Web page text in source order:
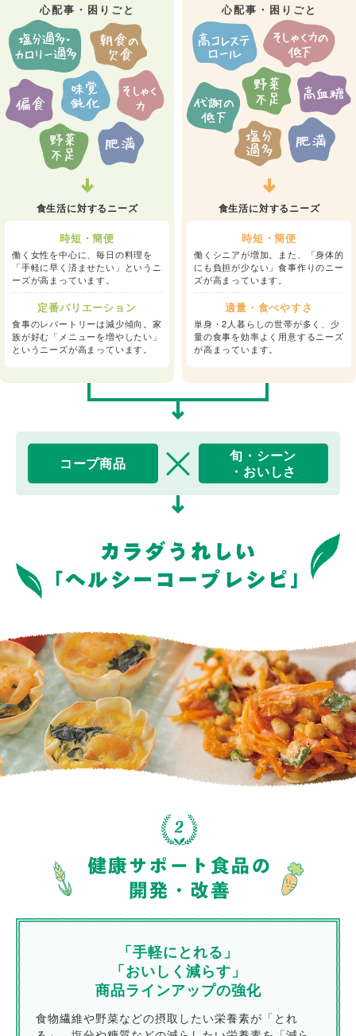
心配事・困りごと
食生活に対するニーズ
時短・簡便
働く女性を中心に、毎日の料理を
「手軽に早く済ませたい」というニ
ーズが高まっています。
定番バリエーション
食事のレパートリーは減少傾向。家
族が好む「メニューを増やしたい」
というニーズが高まっています。
心配事・困りごと
食生活に対するニーズ
時短・簡便
働くシニアが増加。また、「身体的
にも負担が少ない」食事作りのニー
ズが高まっています。
適量・食べやすさ
単身・2人暮らしの世帯が多く、少
量の食事を効率よく用意するニーズ
が高まっています。
コープ商品
旬・シーン
・おいしさ
「手軽にとれる」
「おいしく減らす」
商品ラインアップの強化
食物繊維や野菜などの摂取したい栄養素が「とれ